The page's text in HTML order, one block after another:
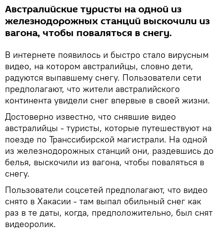
Австралийские туристы на одной из
железнодорожных станций выскочили из
вагона, чтобы поваляться в снегу.
В интернете появилось и быстро стало вирусным
видео, на котором австралийцы, словно дети,
радуются выпавшему снегу. Пользователи сети
предполагают, что жители австралийского
континента увидели снег впервые в своей жизни.
Достоверно известно, что снявшие видео
австралийцы - туристы, которые путешествуют на
поезде по Транссибирской магистрали. На одной
из железнодорожных станций они, раздевшись до
белья, выскочили из вагона, чтобы поваляться в
снегу.
Пользователи соцсетей предполагают, что видео
снято в Хакасии - там выпал обильный снег как
раз в те даты, когда, предположительно, был снят
видеоролик.